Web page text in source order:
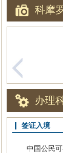
科摩
办理
签证入境
中国公民可在